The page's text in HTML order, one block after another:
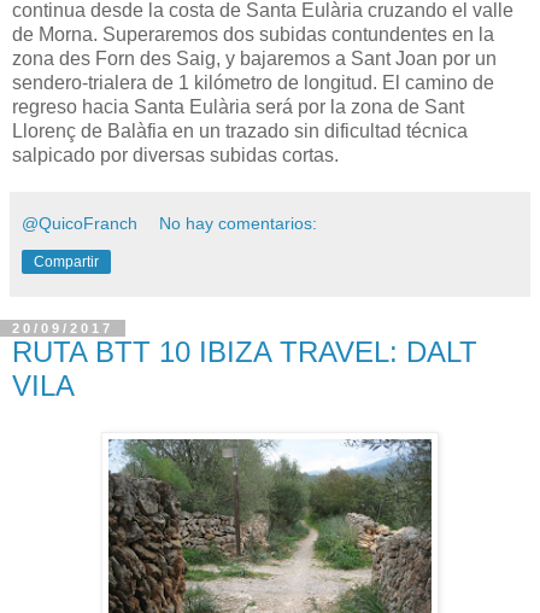
continua desde la costa de Santa Eulària cruzando el valle
de Morna. Superaremos dos subidas contundentes en la
zona des Forn des Saig, y bajaremos a Sant Joan por un
sendero-trialera de 1 kilómetro de longitud. El camino de
regreso hacia Santa Eulària será por la zona de Sant
Llorenç de Balàfia en un trazado sin dificultad técnica
salpicado por diversas subidas cortas.
@QuicoFranch No hay comentarios:
Compartir
20/09/2017
RUTA BTT 10 IBIZA TRAVEL: DALT
VILA